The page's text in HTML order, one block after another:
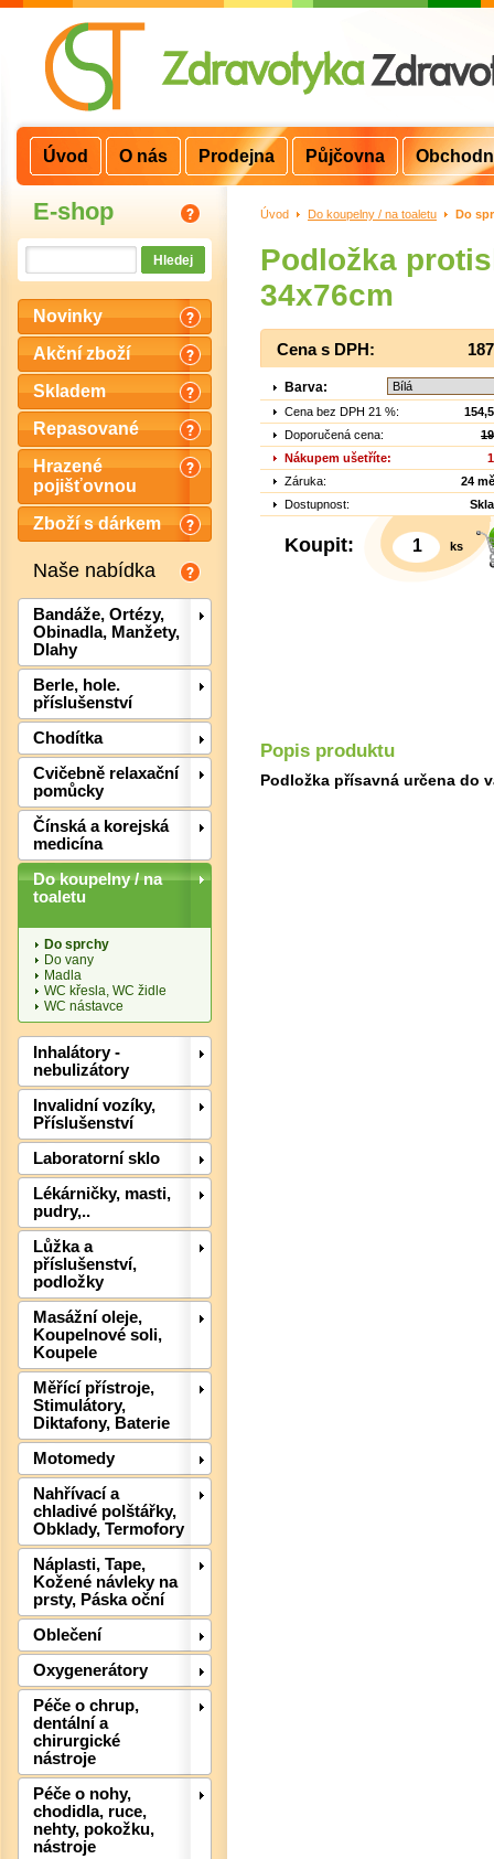
E-shop
Novinky
Akční zboží
Skladem
Repasované
Hrazené
pojišťovnou
Zboží s dárkem
Naše nabídka
Bandáže, Ortézy,
Obinadla, Manžety,
Dlahy
Berle, hole.
příslušenství
Chodítka
Cvičebně relaxační
pomůcky
Čínská a korejská
medicína
Do koupelny / na
toaletu
Do sprchy
Do vany
Madla
WC křesla, WC židle
WC nástavce
Inhalátory -
nebulizátory
Invalidní vozíky,
Příslušenství
Laboratorní sklo
Lékárničky, masti,
pudry,..
Lůžka a
příslušenství,
podložky
Masážní oleje,
Koupelnové soli,
Koupele
Měřící přístroje,
Stimulátory,
Diktafony, Baterie
Motomedy
Nahřívací a
chladivé polštářky,
Obklady, Termofory
Náplasti, Tape,
Kožené návleky na
prsty, Páska oční
Oblečení
Oxygenerátory
Péče o chrup,
dentální a
chirurgické
nástroje
Péče o nohy,
chodidla, ruce,
nehty, pokožku,
nástroje
Úvod > Do koupelny / na toaletu > Do
Podložka
34x76cm
Cena s DPH:
Barva:
Cena bez DPH 21 %:
Doporučená cena:
Nákupem ušetříte:
Záruka:
24
Dostupnost:
Koupit: ks
Popis produktu
Podložka přísavná určena do
Úvod O nás Prodejna Půjčovna